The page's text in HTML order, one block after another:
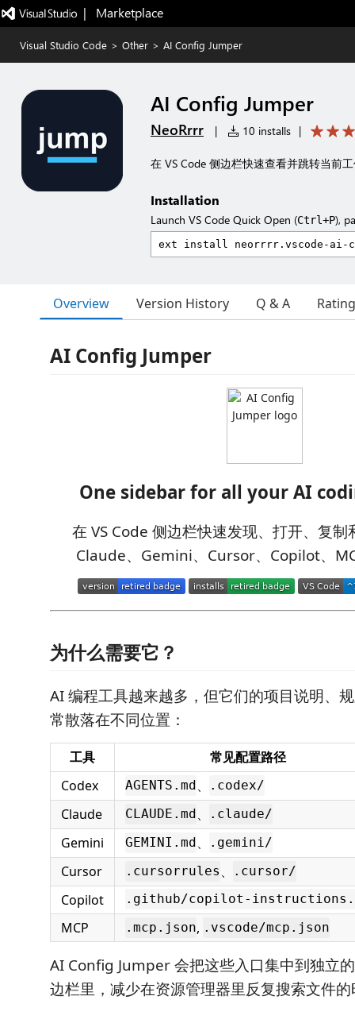
|   Marketplace
Visual Studio Code > Other > AI Config Jumper
AI Config Jumper
NeoRrrr | 10 installs |
在 VS Code 侧边栏快速查看并跳转当前
Installation
Launch VS Code Quick Open (Ctrl+P),
Overview Version History Q & A
AI Config Jumper
One sidebar for all your AI
在 VS Code 侧边栏快速发现、打开、复
Claude、Gemini、Cursor、Copilot、
为什么需要它？
AI 编程工具越来越多，但它们的项目说明、
常散落在不同位置：
工具
常见配置路径
Codex
AGENTS.md 、 .codex/
Claude CLAUDE.md 、 .claude/
Gemini GEMINI.md 、 .gemini/
Cursor .cursorrules 、 .cursor/
Copilot .github/copilot-
MCP .mcp.json, .vscode/mcp.json
AI Config Jumper 会把这些入口集中到独立
边栏里，减少在资源管理器里反复搜索文件